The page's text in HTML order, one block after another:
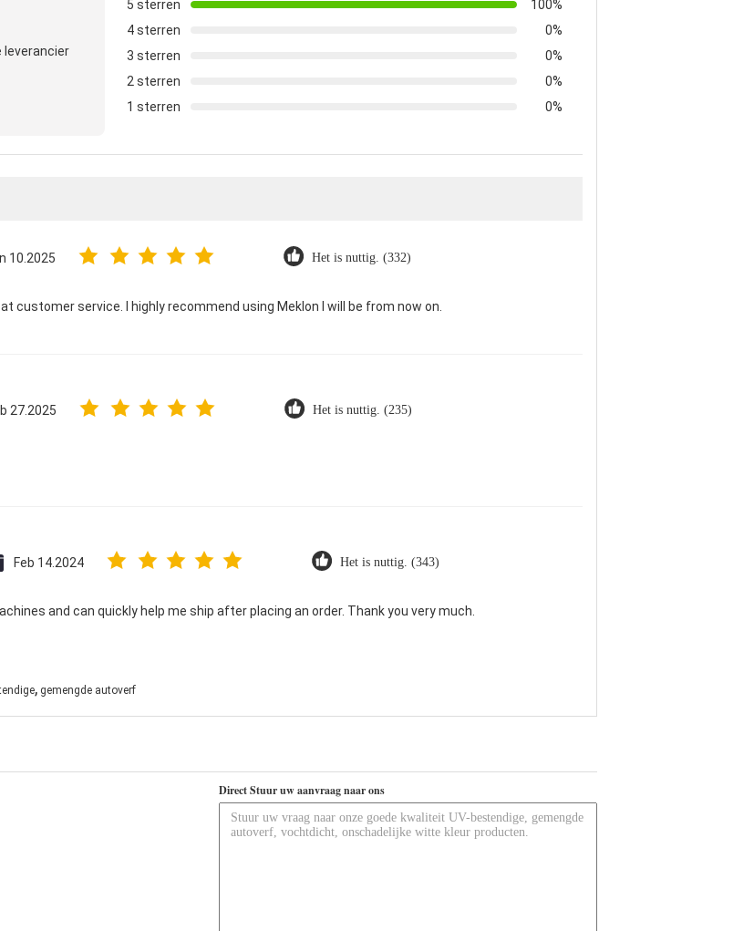
leverancier
5 sterren
100%
4 sterren
0%
3 sterren
0%
2 sterren
0%
1 sterren
0%
10.2025 Het is nuttig. (332)
customer service. I highly recommend using Meklon I will be from now on.
27.2025 Het is nuttig. (235)
Feb 14.2024 Het is nuttig. (343)
and can quickly help me ship after placing an order. Thank you very much.
, gemengde autoverf
Direct Stuur uw aanvraag naar ons